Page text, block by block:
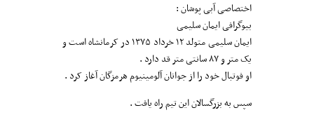
اختصاصی آبی پوشان :
بیوگرافی ایمان سلیمی
ایمان سلیمی متولد ۱۲ خرداد ۱۳۷۵ در کرمانشاه است و
یک متر و ۸۷ سانتی متر قد دارد .
او فوتبال خود را از جوانان آلومینیوم هرمزگان آغاز کرد .
سپس به بزرگسالان این تیم راه یافت .